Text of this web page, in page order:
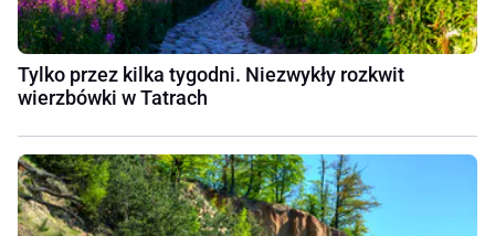
Tylko przez kilka tygodni. Niezwykły rozkwit
wierzbówki w Tatrach